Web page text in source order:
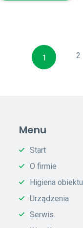
1 2
Menu
Start
O firmie
Higiena obiektu
Urządzenia
Serwis